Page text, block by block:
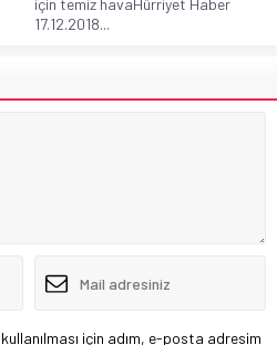
için temiz havaHürriyet Haber
17.12.2018...
için adım, e-posta adresim